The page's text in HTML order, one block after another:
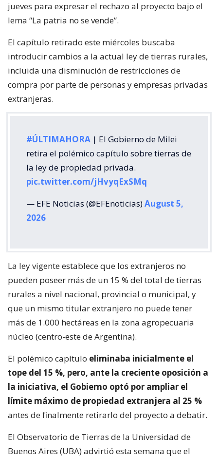
jueves para expresar el rechazo al proyecto bajo el
lema “La patria no se vende”.
El capítulo retirado este miércoles buscaba
introducir cambios a la actual ley de tierras rurales,
incluida una disminución de restricciones de
compra por parte de personas y empresas privadas
extranjeras.
#ÚLTIMAHORA | El Gobierno de Milei
retira el polémico capítulo sobre tierras de
la ley de propiedad privada.
pic.twitter.com/jHvyqExSMq
— EFE Noticias (@EFEnoticias)August 5,
2026
La ley vigente establece que los extranjeros no
pueden poseer más de un 15 % del total de tierras
rurales a nivel nacional, provincial o municipal, y
que un mismo titular extranjero no puede tener
más de 1.000 hectáreas en la zona agropecuaria
núcleo (centro-este de Argentina).
El polémico capítulo eliminaba inicialmente el
tope del 15 %, pero, ante la creciente oposición a
la iniciativa, el Gobierno optó por ampliar el
límite máximo de propiedad extranjera al 25 %
antes de finalmente retirarlo del proyecto a debatir.
El Observatorio de Tierras de la Universidad de
Buenos Aires (UBA) advirtió esta semana que el